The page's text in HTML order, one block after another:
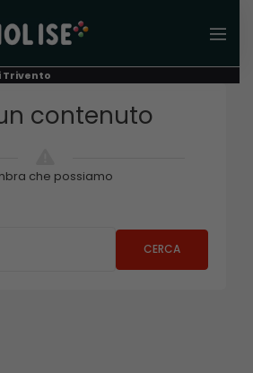
Trivento
contenuto
che possiamo
CERCA